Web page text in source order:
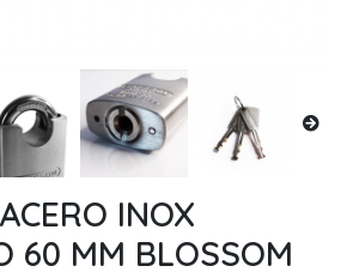
INOX
60 MM BLOSSOM